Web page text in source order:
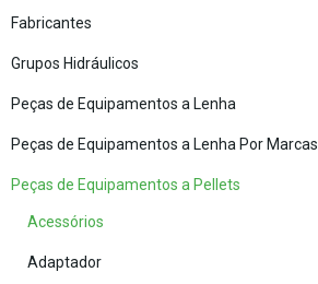
Fabricantes
Grupos Hidráulicos
Peças de Equipamentos a Lenha
Peças de Equipamentos a Lenha Por Marcas
Peças de Equipamentos a Pellets
Acessórios
Adaptador